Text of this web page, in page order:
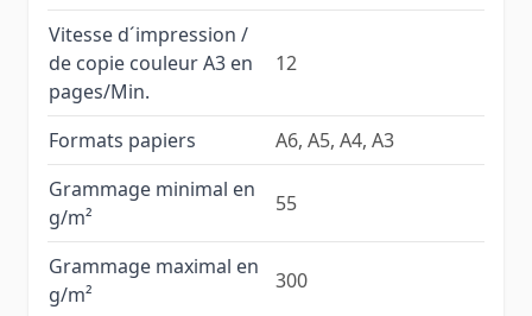
Vitesse d´impression /
de copie couleur A3 en
pages/Min.
12
Formats papiers
A6, A5, A4, A3
Grammage minimal en
g/m²
55
Grammage maximal en
g/m²
300